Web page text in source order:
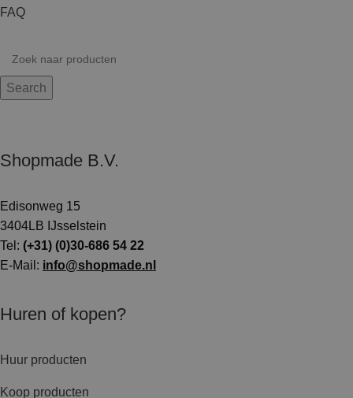
FAQ
Search
Shopmade B.V.
Edisonweg 15
3404LB IJsselstein
Tel: (+31) (0)30-686 54 22
E-Mail: info@shopmade.nl
Huren of kopen?
Huur producten
Koop producten